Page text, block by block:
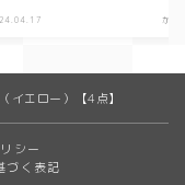
かわ
イエロー）【4点】
シー
づく表記